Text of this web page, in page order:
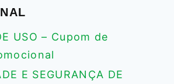
USO – Cupom de
E SEGURANÇA DE